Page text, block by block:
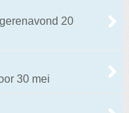
20
30 mei